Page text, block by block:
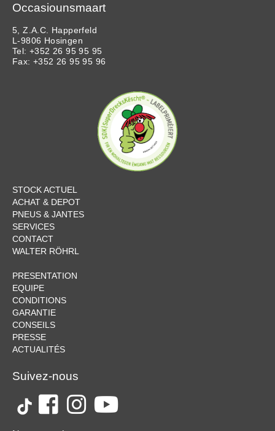
Occasiounsmaart
5, Z.A.C. Happerfeld
L-9806 Hosingen
Tel: +352 26 95 95 95
Fax: +352 26 95 95 96
STOCK ACTUEL
ACHAT & DEPOT
PNEUS & JANTES
SERVICES
CONTACT
WALTER RÖHRL
PRESENTATION
EQUIPE
CONDITIONS
GARANTIE
CONSEILS
PRESSE
ACTUALITÉS
Suivez-nous